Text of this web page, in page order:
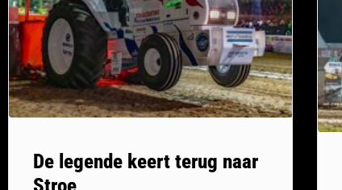
De legende keert terug naar